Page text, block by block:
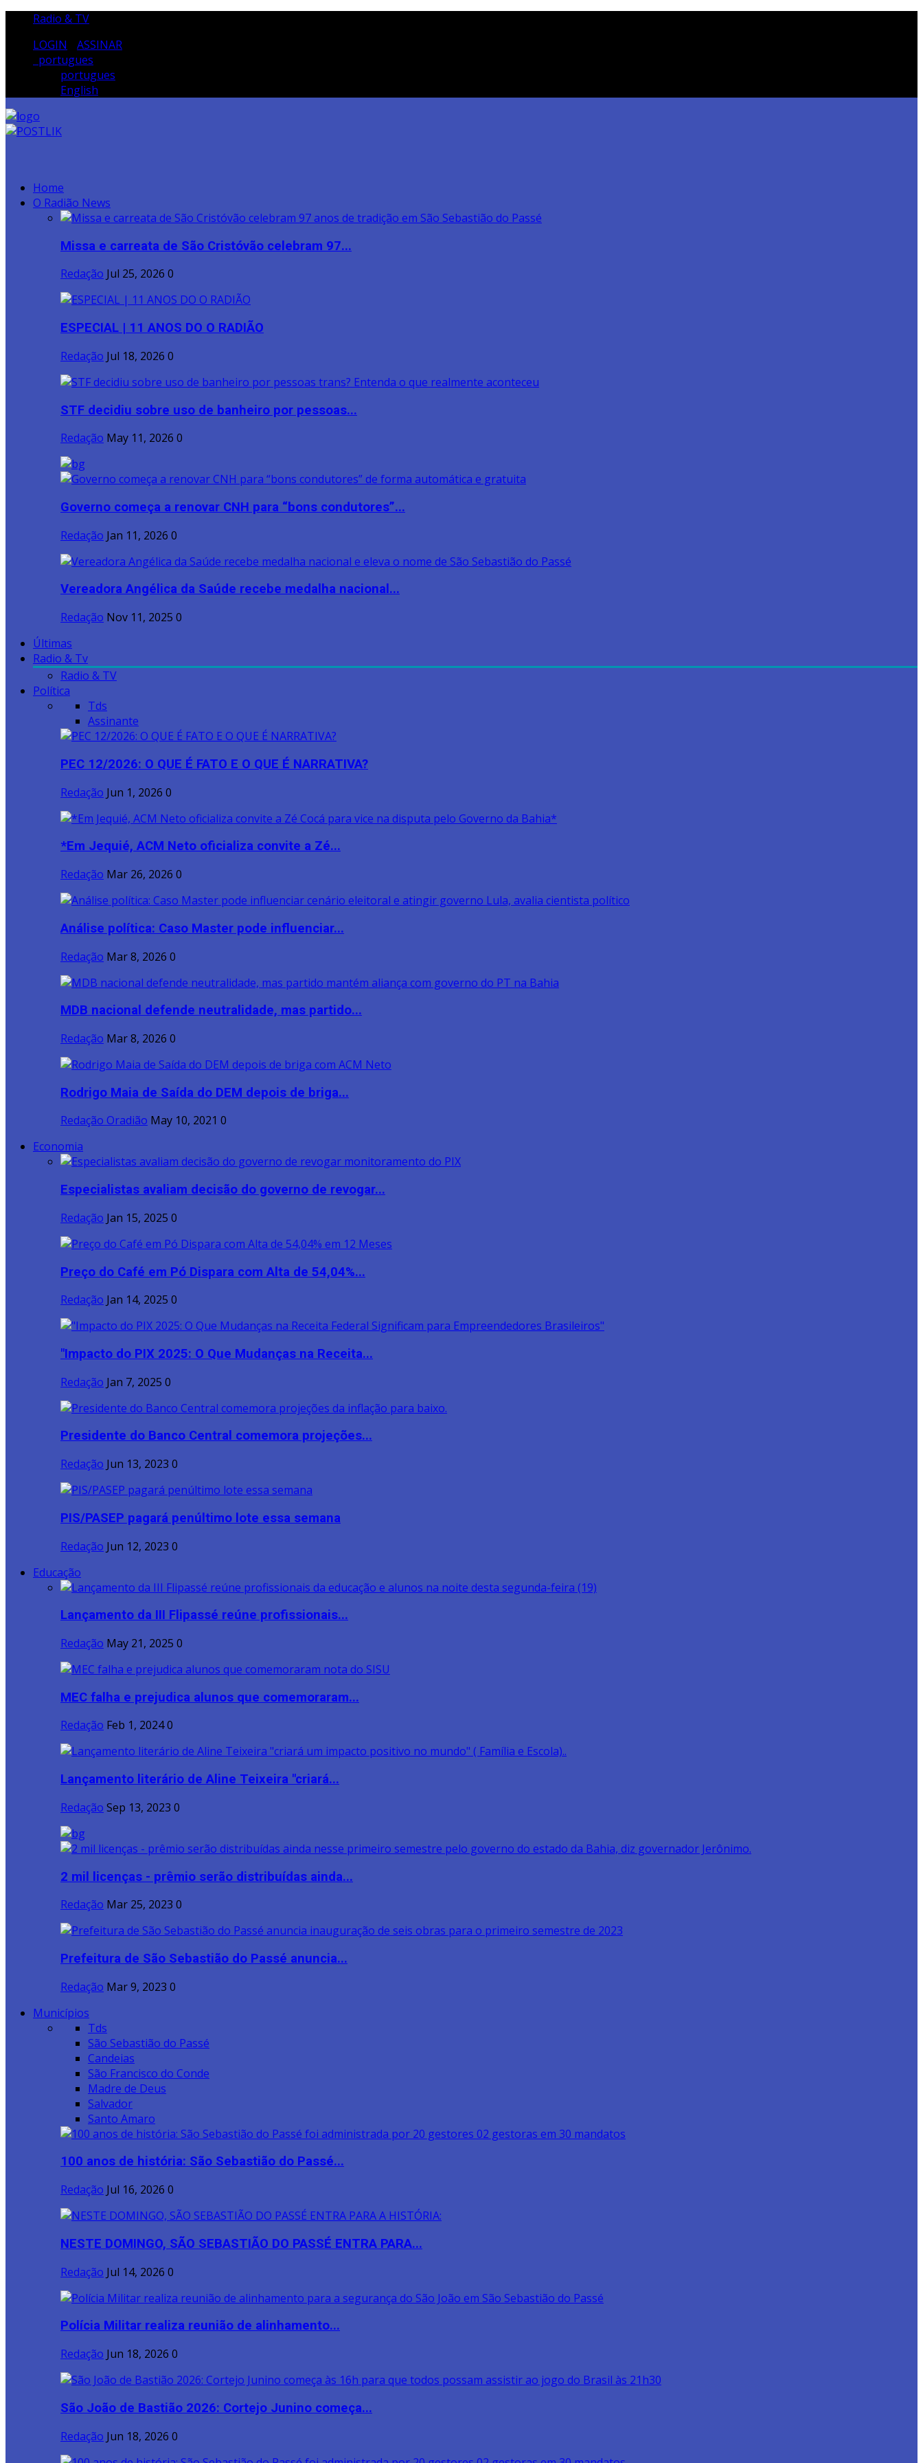
Radio & TV
LOGIN
ASSINAR
portugues
portugues
English
Home
O Radião News
Missa e carreata de São Cristóvão celebram 97...
Redação Jul 25, 2026 0
ESPECIAL | 11 ANOS DO O RADIÃO
Redação Jul 18, 2026 0
STF decidiu sobre uso de banheiro por pessoas...
Redação May 11, 2026 0
Governo começa a renovar CNH para “bons condutores”...
Redação Jan 11, 2026 0
Vereadora Angélica da Saúde recebe medalha nacional...
Redação Nov 11, 2025 0
Últimas
Radio & Tv
Radio & TV
Política
Tds
Assinante
PEC 12/2026: O QUE É FATO E O QUE É NARRATIVA?
Redação Jun 1, 2026 0
*Em Jequié, ACM Neto oficializa convite a Zé...
Redação Mar 26, 2026 0
Análise política: Caso Master pode influenciar...
Redação Mar 8, 2026 0
MDB nacional defende neutralidade, mas partido...
Redação Mar 8, 2026 0
Rodrigo Maia de Saída do DEM depois de briga...
Redação Oradião May 10, 2021 0
Economia
Especialistas avaliam decisão do governo de revogar...
Redação Jan 15, 2025 0
Preço do Café em Pó Dispara com Alta de 54,04%...
Redação Jan 14, 2025 0
"Impacto do PIX 2025: O Que Mudanças na Receita...
Redação Jan 7, 2025 0
Presidente do Banco Central comemora projeções...
Redação Jun 13, 2023 0
PIS/PASEP pagará penúltimo lote essa semana
Redação Jun 12, 2023 0
Educação
Lançamento da III Flipassé reúne profissionais...
Redação May 21, 2025 0
MEC falha e prejudica alunos que comemoraram...
Redação Feb 1, 20240
Lançamento literário de Aline Teixeira "criará...
Redação Sep 13, 2023 0
2 mil licenças - prêmio serão distribuídas ainda...
Redação Mar 25, 2023 0
Prefeitura de São Sebastião do Passé anuncia...
Redação Mar 9, 2023 0
Municípios
Tds
São Sebastião do Passé
Candeias
São Francisco do Conde
Madre de Deus
Salvador
Santo Amaro
100 anos de história: São Sebastião do Passé...
Redação Jul 16, 2026 0
NESTE DOMINGO, SÃO SEBASTIÃO DO PASSÉ ENTRA PARA...
Redação Jul 14, 2026 0
Polícia Militar realiza reunião de alinhamento...
Redação Jun 18, 2026 0
São João de Bastião 2026: Cortejo Junino começa...
Redação Jun 18, 2026 0